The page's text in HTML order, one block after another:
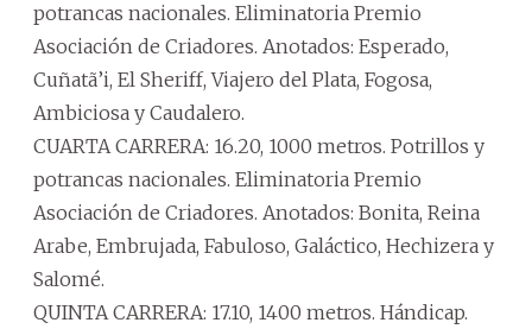
potrancas nacionales. Eliminatoria Premio
Asociación de Criadores. Anotados: Esperado,
Cuñatã’i, El Sheriff, Viajero del Plata, Fogosa,
Ambiciosa y Caudalero.
CUARTA CARRERA: 16.20, 1000 metros. Potrillos y
potrancas nacionales. Eliminatoria Premio
Asociación de Criadores. Anotados: Bonita, Reina
Arabe, Embrujada, Fabuloso, Galáctico, Hechizera y
Salomé.
QUINTA CARRERA: 17.10, 1400 metros. Hándicap.